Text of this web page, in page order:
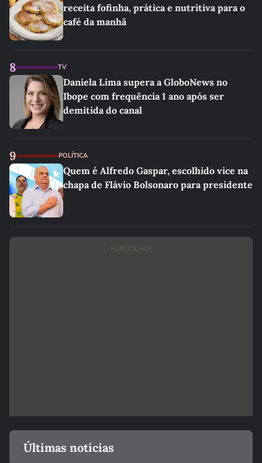
receita fofinha, prática e nutritiva para o
café da manhã
8 TV
Daniela Lima supera a GloboNews no
Ibope com frequência 1 ano após ser
demitida do canal
9 POLÍTICA
Quem é Alfredo Gaspar, escolhido vice na
chapa de Flávio Bolsonaro para presidente
PUBLICIDADE
Últimas notícias